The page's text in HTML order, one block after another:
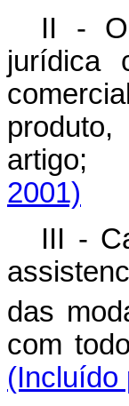
II -
jurídica
2001)
III -
das
com
(Incluído